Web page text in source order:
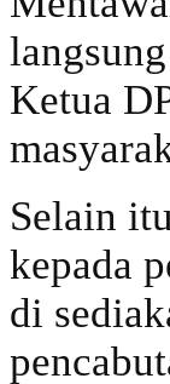
Ketua
Selain
kepada
di